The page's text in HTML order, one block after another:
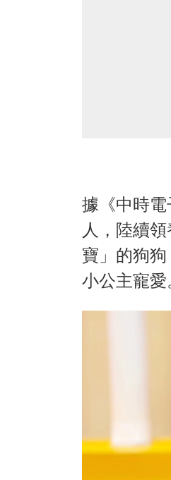
據《中時
人，陸續
寶」的狗
小公主寵愛